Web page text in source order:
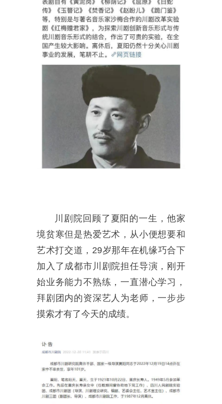
川剧院回顾了夏阳的一生，他家
境贫寒但是热爱艺术，从小便想要和
艺术打交道，29岁那年在机缘巧合下
加入了成都市川剧院担任导演，刚开
始业务能力不熟练，一直潜心学习，
拜剧团内的资深艺人为老师，一步步
摸索才有了今天的成绩。